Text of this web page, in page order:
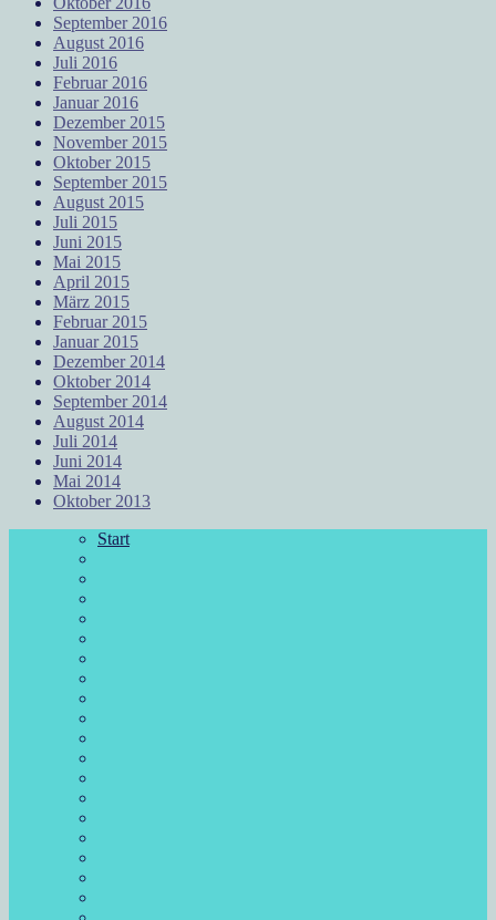
September 2016
August 2016
Juli 2016
Februar 2016
Januar 2016
Dezember 2015
November 2015
Oktober 2015
September 2015
August 2015
Juli 2015
Juni 2015
Mai 2015
April 2015
März 2015
Februar 2015
Januar 2015
Dezember 2014
Oktober 2014
September 2014
August 2014
Juli 2014
Juni 2014
Mai 2014
Oktober 2013
Start